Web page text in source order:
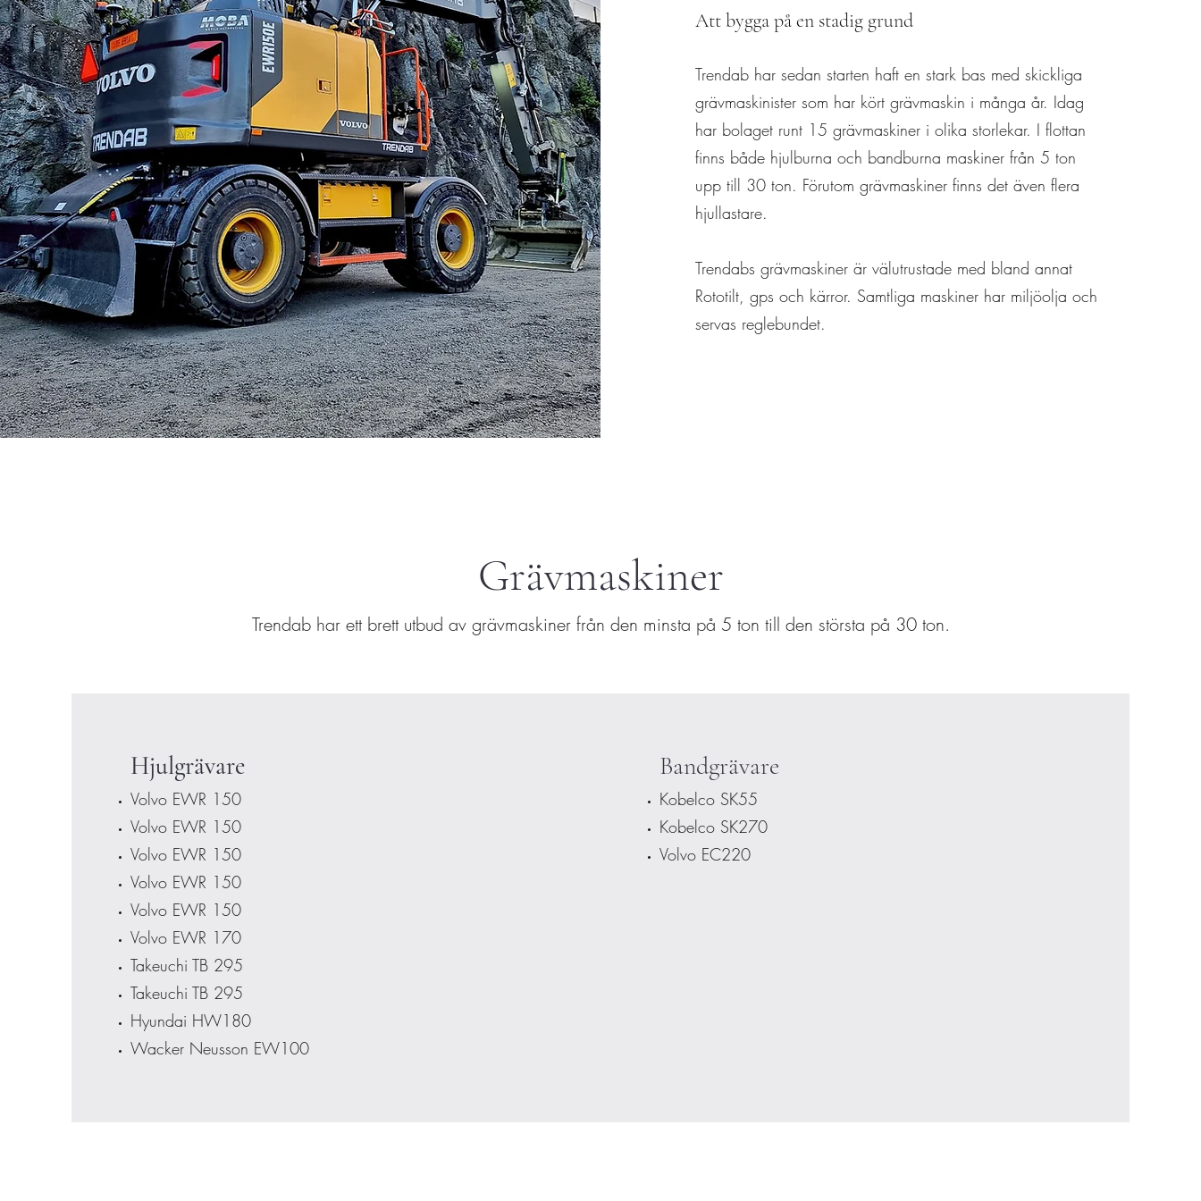
Att bygga på en stadig grund
Trendab har sedan starten haft en stark bas med skickliga
grävmaskinister som har kört grävmaskin i många år. Idag
har bolaget runt 15 grävmaskiner i olika storlekar. I flottan
finns både hjulburna och bandburna maskiner från 5 ton
upp till 30 ton. Förutom grävmaskiner finns det även flera
hjullastare.
Trendabs grävmaskiner är välutrustade med bland annat
Rototilt, gps och kärror. Samtliga maskiner har miljöolja och
servas reglebundet.
Grävmaskiner
Trendab har ett brett utbud av grävmaskiner från den minsta på 5 ton till den största på 30 ton.
Hjulgrävare
Volvo EWR 150
Volvo EWR 150
Volvo EWR 150
Volvo EWR 150
Volvo EWR 150
Volvo EWR 170
Takeuchi TB 295
Takeuchi TB 295
Hyundai HW180
Wacker Neusson EW100
Bandgrävare
Kobelco SK55
Kobelco SK270
Volvo EC220